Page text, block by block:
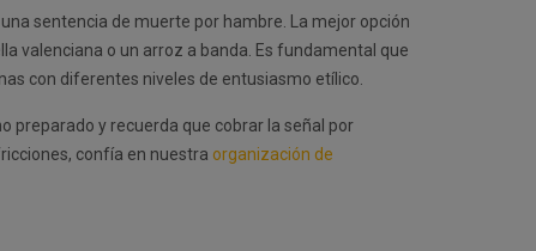
sentencia de muerte por hambre. La mejor opción
valenciana o un arroz a banda. Es fundamental que
con diferentes niveles de entusiasmo etílico.
preparado y recuerda que cobrar la señal por
confía en nuestra organización de